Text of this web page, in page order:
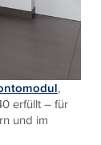
,
erfüllt – für
und im